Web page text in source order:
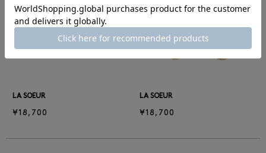
LA SOEUR
¥18,700
LA SOEUR
¥18,700
前の画像